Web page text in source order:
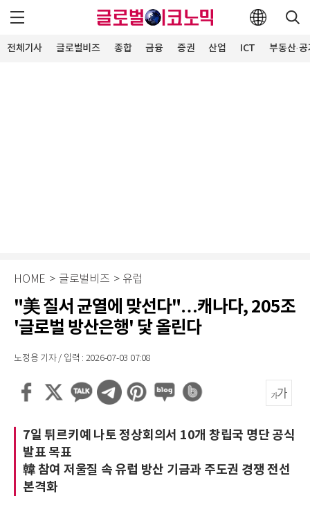
전체기사 글로벌비즈 종합 금융 증권 산업 ICT 부동산·
HOME > 글로벌비즈 > 유럽
"美 질서 균열에 맞선다"…캐나다, 205조
'글로벌 방산은행' 닻 올린다
노정용 기자 / 입력 : 2026-07-03 07:08
7일 튀르키예 나토 정상회의서 10개 창립국 명단 공식
발표 목표
韓 참여 저울질 속 유럽 방산 기금과 주도권 경쟁 전선
본격화